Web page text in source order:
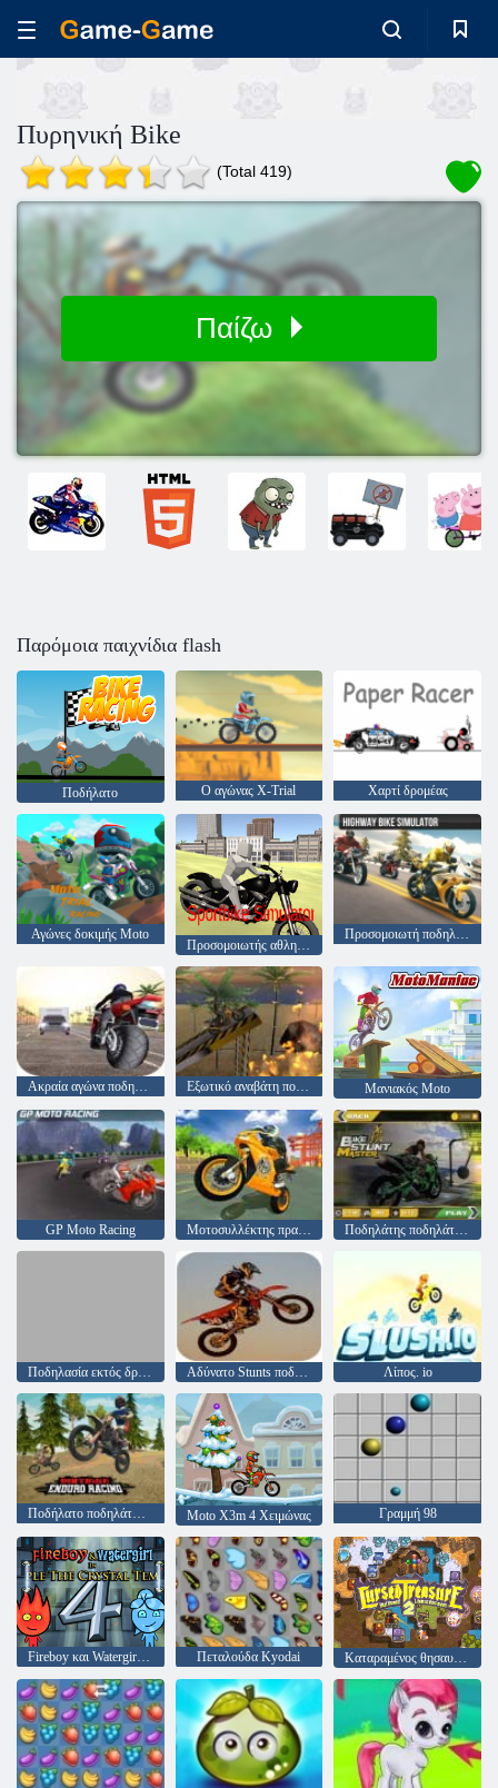
Πυρηνική Bike
(Total 419)
Παίζω
Παρόμοια παιχνίδια flash
Ποδήλατο Ο αγώνας X-Trial Χαρτί δρομέας
Αγώνες δοκιμής Moto
Προσομοιωτής αθλητισμού
Προσομοιωτή ποδηλάτου αυτοκινητόδρομου
Ακραία αγώνα ποδηλάτων Εξωτικό αναβάτη ποδηλάτου Μανιακός Moto
GP Moto Racing Μοτοσυλλέκτης πραγματικών ποδηλάτων Ποδηλάτης ποδηλάτων ποδηλάτων
Αδύνατο Stunts ποδήλατο Λίπος. io
Ποδήλατο ποδηλάτων με βρωμιά enduro Moto X3m 4 Χειμώνας Γραμμή 98
Fireboy και Watergirl 4: Crystal Temple Πεταλούδα Kyodai Καταραμένος θησαυρός 2